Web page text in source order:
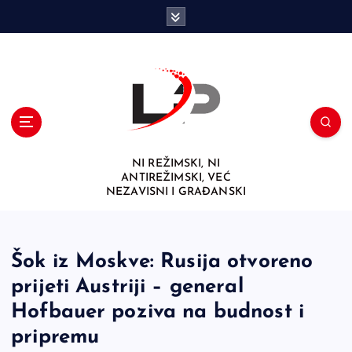
NI REŽIMSKI, NI
ANTIREŽIMSKI, VEĆ
NEZAVISNI I GRAĐANSKI
Šok iz Moskve: Rusija otvoreno
prijeti Austriji – general
Hofbauer poziva na budnost i
pripremu